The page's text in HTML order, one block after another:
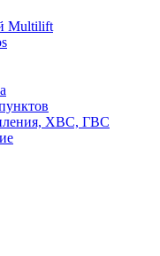
Multilift
ХВС, ГВС